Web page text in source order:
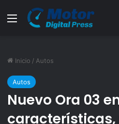
Menú
Inicio / Autos
Autos
Nuevo Ora 03